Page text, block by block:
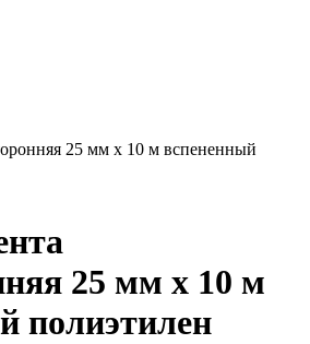
25 мм x 10 м вспененный
25 мм x 10 м
полиэтилен